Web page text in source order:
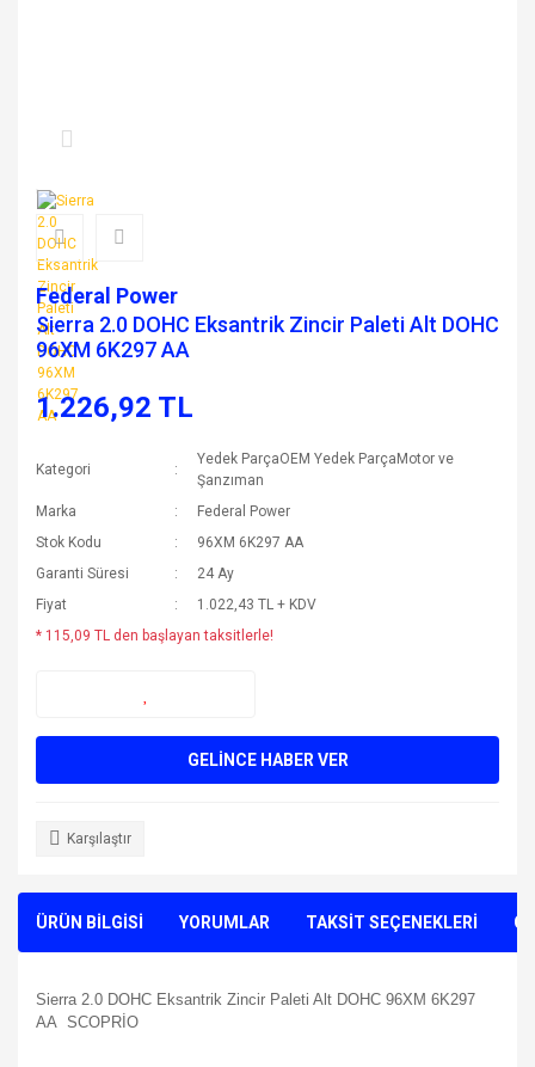
Federal Power
Sierra 2.0 DOHC Eksantrik Zincir Paleti Alt DOHC
96XM 6K297 AA
1.226,92 TL
Kategori
Yedek ParçaOEM Yedek ParçaMotor ve
Şanzıman
Marka
Federal Power
Stok Kodu
96XM 6K297 AA
Garanti Süresi
24 Ay
Fiyat
1.022,43 TL + KDV
* 115,09 TL den başlayan taksitlerle!
GELİNCE HABER VER
Karşılaştır
ÜRÜN BİLGİSİ YORUMLAR TAKSİT SEÇENEKLERİ
Sierra 2.0 DOHC Eksantrik Zincir Paleti Alt DOHC 96XM 6K297
AA SCOPRİO